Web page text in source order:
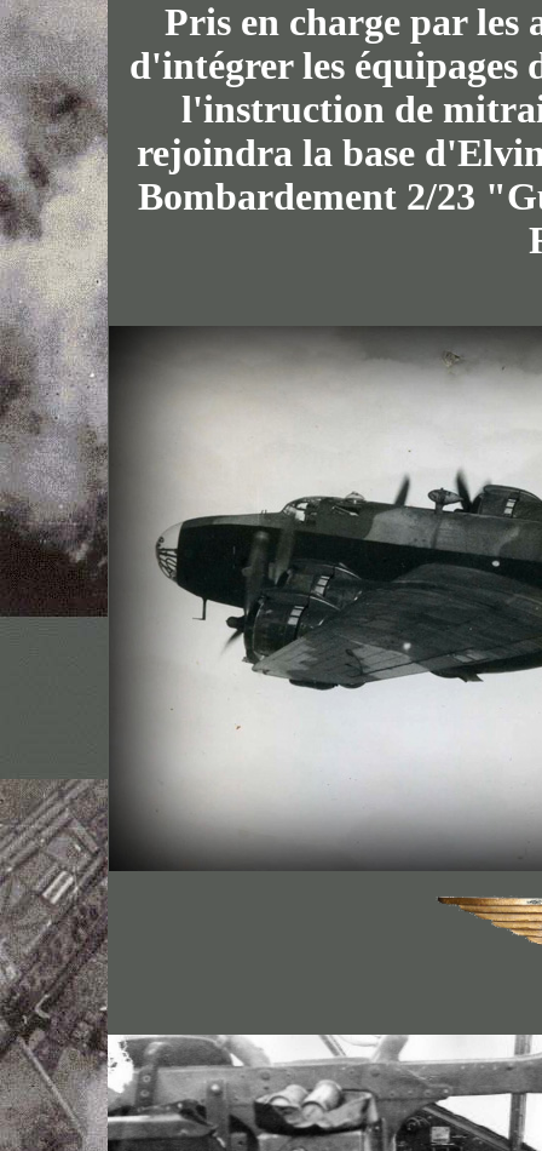
Pris en charge par
d'intégrer les équipages
l'instruction de
rejoindra la base
Bombardement 2/23